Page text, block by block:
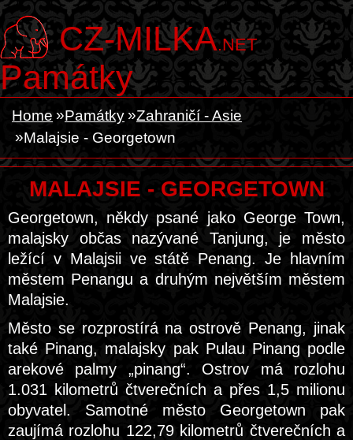
CZ-MILKA.NET
Památky
Home Památky
Zahraničí - Asie
Malajsie - Georgetown
MALAJSIE - GEORGETOWN
Georgetown, někdy psané jako George Town,
malajsky občas nazývané Tanjung, je město
ležící v Malajsii ve státě Penang. Je hlavním
městem Penangu a druhým největším městem
Malajsie.
Město se rozprostírá na ostrově Penang, jinak
také Pinang, malajsky pak Pulau Pinang podle
arekové palmy „pinang“. Ostrov má rozlohu
1.031 kilometrů čtverečních a přes 1,5 milionu
obyvatel. Samotné město Georgetown pak
zaujímá rozlohu 122,79 kilometrů čtverečních a